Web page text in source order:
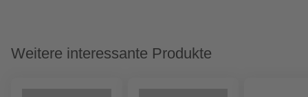
Weitere interessante Produkte